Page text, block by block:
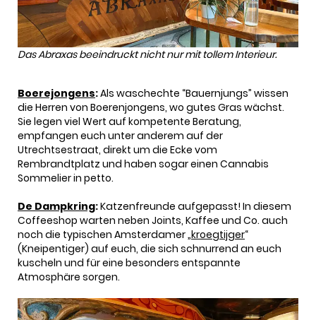
Das Abraxas beeindruckt nicht nur mit tollem Interieur.
Boerejongens:Als waschechte “Bauernjungs” wissen
die Herren von Boerenjongens, wo gutes Gras wächst.
Sie legen viel Wert auf kompetente Beratung,
empfangen euch unter anderem auf der
Utrechtsestraat, direkt um die Ecke vom
Rembrandtplatz und haben sogar einen Cannabis
Sommelier in petto.
De Dampkring:Katzenfreunde aufgepasst! In diesem
Coffeeshop warten neben Joints, Kaffee und Co. auch
noch die typischen Amsterdamer „kroegtijger“
(Kneipentiger) auf euch, die sich schnurrend an euch
kuscheln und für eine besonders entspannte
Atmosphäre sorgen.